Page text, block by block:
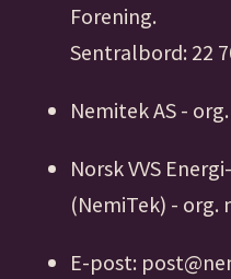
Forening.
Sentralbord: 22
Nemitek AS -
Norsk VVS
(NemiTek) - org.
E-post: